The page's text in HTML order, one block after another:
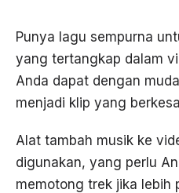
Punya lagu sempurna
yang tertangkap dalam
Anda dapat dengan
menjadi klip yang
Alat tambah musik ke
digunakan, yang perlu
memotong trek jika lebih